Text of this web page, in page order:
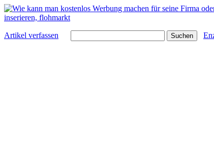
Artikel verfassen